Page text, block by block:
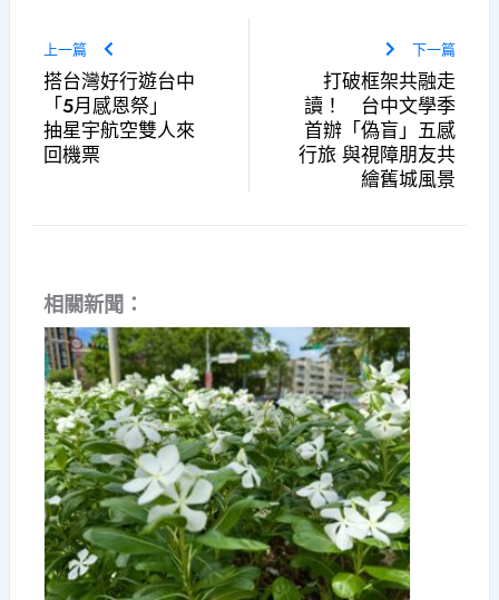
上一篇
搭台灣好行遊台中
「5月感恩祭」
抽星宇航空雙人來
回機票
下一篇
打破框架共融走
讀！ 台中文學季
首辦「偽盲」五感
行旅 與視障朋友共
繪舊城風景
相關新聞：